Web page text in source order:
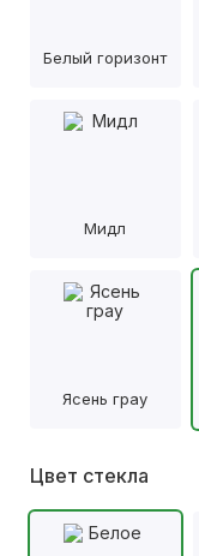
Белый горизонт
Мидл
Ясень грау
Цвет стекла